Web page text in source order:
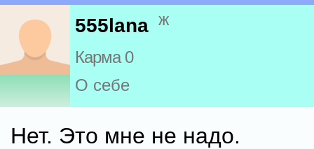
555lana ж
Карма 0
О себе
Нет. Это мне не надо.